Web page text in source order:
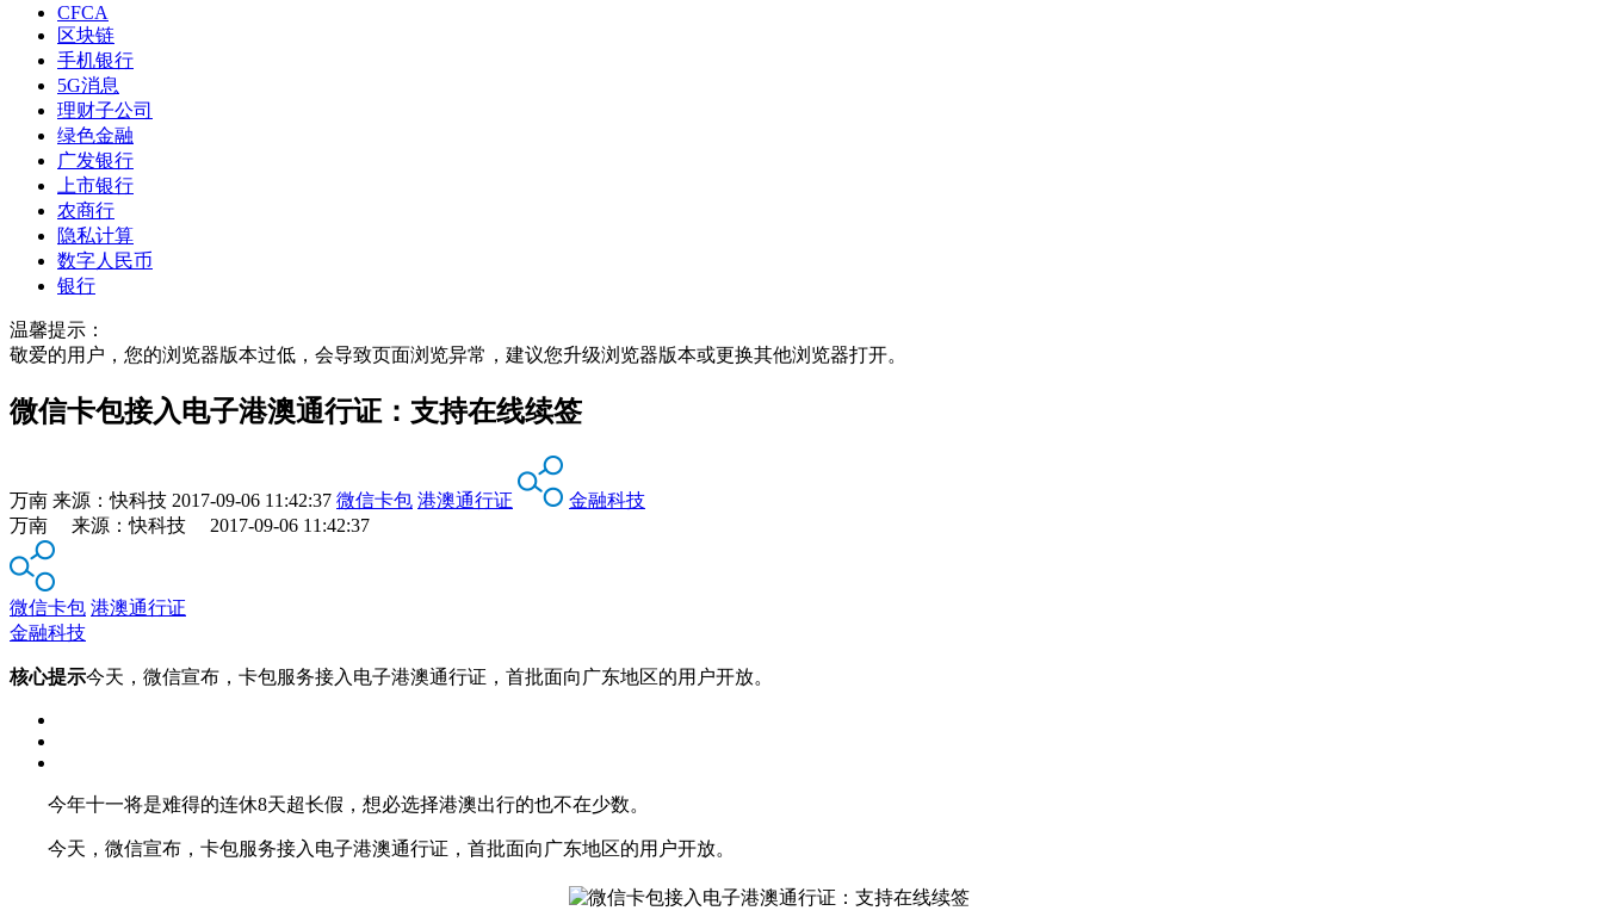
CFCA
区块链
手机银行
5G消息
理财子公司
绿色金融
广发银行
上市银行
农商行
隐私计算
数字人民币
银行
温馨提示：
敬爱的用户，您的浏览器版本过低，会导致页面浏览异常，建议您升级浏览器版本或更换其他浏览器打开。
微信卡包接入电子港澳通行证：支持在线续签
万南 来源：快科技 2017-09-06 11:42:37 微信卡包 港澳通行证
金融科技
万南 来源：快科技 2017-09-06 11:42:37
微信卡包 港澳通行证
金融科技
核心提示今天，微信宣布，卡包服务接入电子港澳通行证，首批面向广东地区的用户开放。
今年十一将是难得的连休8天超长假，想必选择港澳出行的也不在少数。
今天，微信宣布，卡包服务接入电子港澳通行证，首批面向广东地区的用户开放。